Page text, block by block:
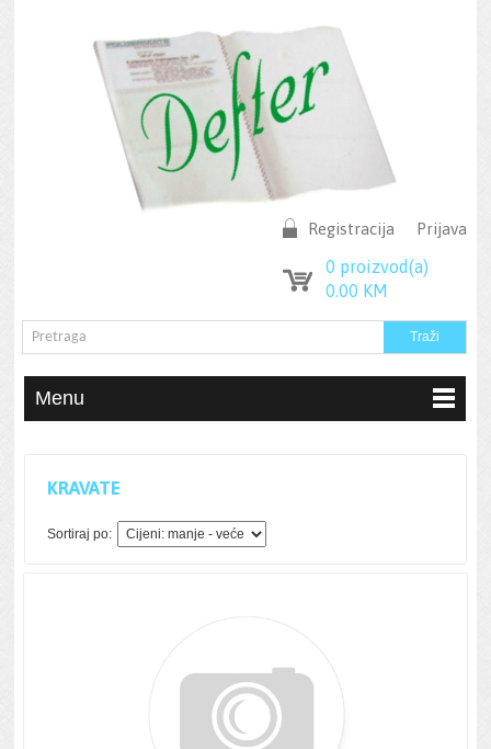
Prijava
Registracija
0 proizvod(a)
0.00 KM
Menu
KRAVATE
Sortiraj po: